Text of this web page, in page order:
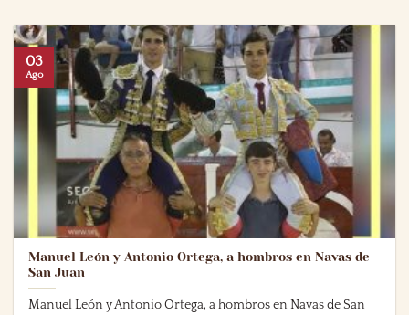
Manuel León y Antonio Ortega, a hombros en Navas de
San Juan
Manuel León y Antonio Ortega, a hombros en Navas de San
03
Ago